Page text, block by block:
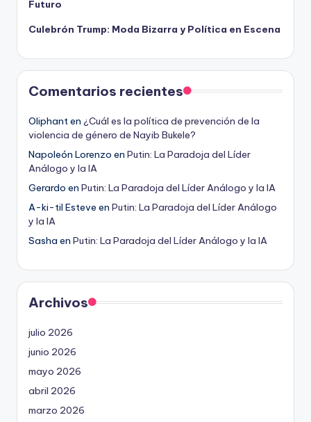
Futuro
Culebrón Trump: Moda Bizarra y Política en Escena
Comentarios recientes
Oliphanten ¿Cuál es la política de prevención de la
violencia de género de Nayib Bukele?
Napoleón Lorenzo en Putin: La Paradoja del Líder
Análogo y la IA
Gerardo en Putin: La Paradoja del Líder Análogo y la IA
A-ki-til Esteve en Putin: La Paradoja del Líder Análogo
y la IA
Sasha en Putin: La Paradoja del Líder Análogo y la IA
Archivos
julio 2026
junio 2026
mayo 2026
abril 2026
marzo 2026